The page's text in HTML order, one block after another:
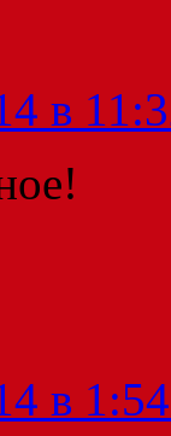
в
в